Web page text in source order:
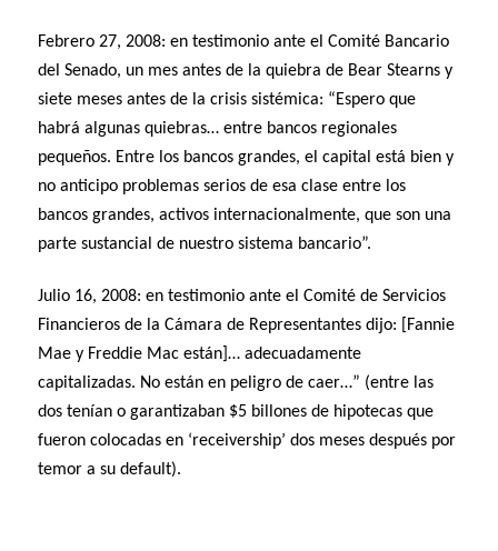
Febrero 27, 2008: en testimonio ante el Comité Bancario
del Senado, un mes antes de la quiebra de Bear Stearns y
siete meses antes de la crisis sistémica: “Espero que
habrá algunas quiebras… entre bancos regionales
pequeños. Entre los bancos grandes, el capital está bien y
no anticipo problemas serios de esa clase entre los
bancos grandes, activos internacionalmente, que son una
parte sustancial de nuestro sistema bancario”.
Julio 16, 2008: en testimonio ante el Comité de Servicios
Financieros de la Cámara de Representantes dijo: [Fannie
Mae y Freddie Mac están]… adecuadamente
capitalizadas. No están en peligro de caer…” (entre las
dos tenían o garantizaban $5 billones de hipotecas que
fueron colocadas en ‘receivership’ dos meses después por
temor a su default).